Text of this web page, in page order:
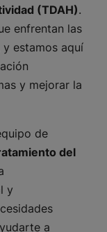
(TDAH).
enfrentan las
y estamos aquí
y mejorar la
de
del
y
a